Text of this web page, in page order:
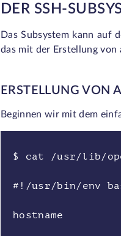
DER SSH-
Das Subsystem kann auf
das mit der Erstellung von
ERSTELLUNG VON
Beginnen wir mit dem
$ cat /usr/lib/
#!/usr/bin/env
hostname